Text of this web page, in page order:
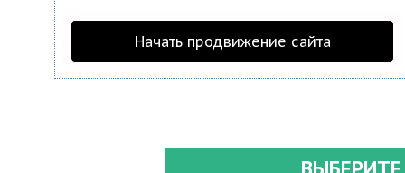
Начать продвижение сайта